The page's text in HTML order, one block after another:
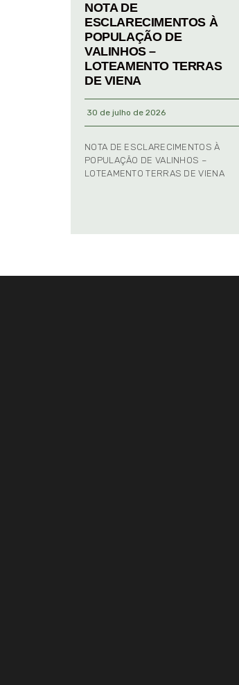
NOTA DE
ESCLARECIMENTOS À
POPULAÇÃO DE
VALINHOS –
LOTEAMENTO TERRAS
DE VIENA
30 de julho de 2026
NOTA DE ESCLARECIMENTOS À
POPULAÇÃO DE VALINHOS –
LOTEAMENTO TERRAS DE VIENA